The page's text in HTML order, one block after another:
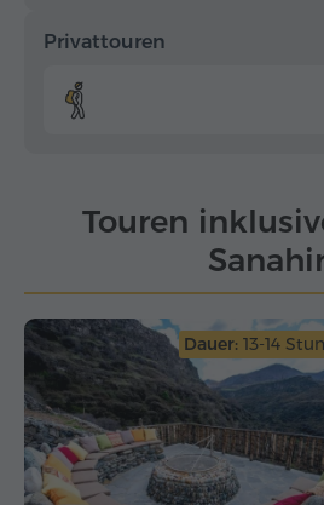
Privattouren
Touren
Dauer: 13-14